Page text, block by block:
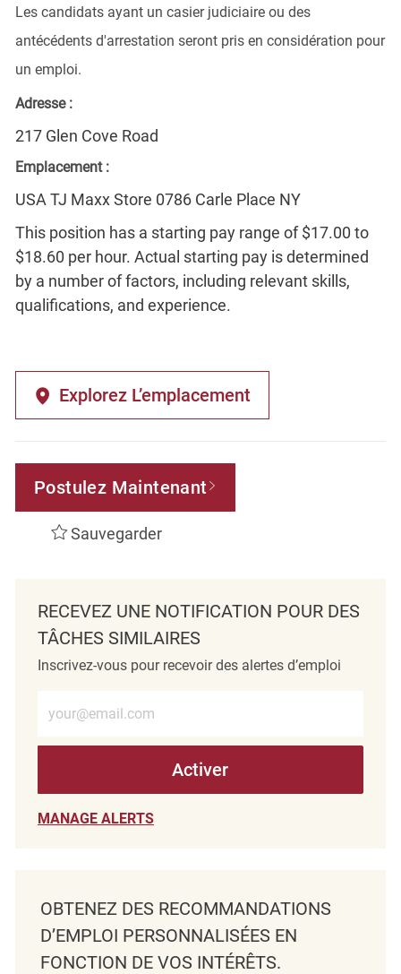
Les candidats ayant un casier judiciaire ou des
antécédents d'arrestation seront pris en considération pour
un emploi.
Adresse :
217 Glen Cove Road
Emplacement :
USA TJ Maxx Store 0786 Carle Place NY
This position has a starting pay range of $17.00 to
$18.60 per hour. Actual starting pay is determined
by a number of factors, including relevant skills,
qualifications, and experience.
Explorez L’emplacement
Postulez Maintenant
Sauvegarder
RECEVEZ UNE NOTIFICATION POUR DES
TÂCHES SIMILAIRES
Inscrivez-vous pour recevoir des alertes d’emploi
Activer
MANAGE ALERTS
OBTENEZ DES RECOMMANDATIONS
D’EMPLOI PERSONNALISÉES EN
FONCTION DE VOS INTÉRÊTS.